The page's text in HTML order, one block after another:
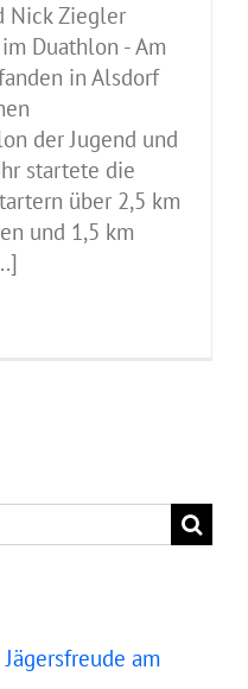
Nick Ziegler
Duathlon - Am
in Alsdorf
der Jugend und
startete die
über 2,5 km
und 1,5 km
am